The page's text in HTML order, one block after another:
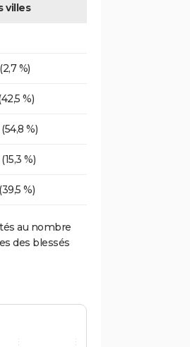
villes
%)
%)
%)
%)
%)
au nombre
des blessés